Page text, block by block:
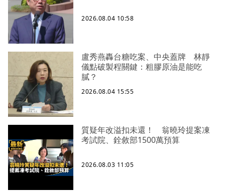
2026.08.04 10:58
盧秀燕轟台糖吃案、中央蓋牌 林靜
儀點破製程關鍵：粗膠原油是能吃
膩？
2026.08.04 15:55
質疑年改溢扣未還！ 翁曉玲提案凍
考試院、銓敘部1500萬預算
2026.08.03 11:05